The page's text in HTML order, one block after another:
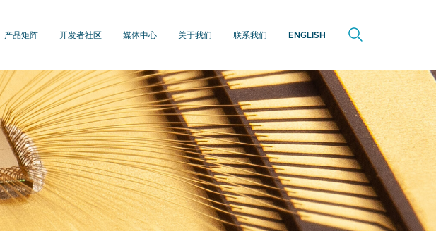
产品矩阵 开发者社区 媒体中心 关于我们 联系我们 ENGLISH